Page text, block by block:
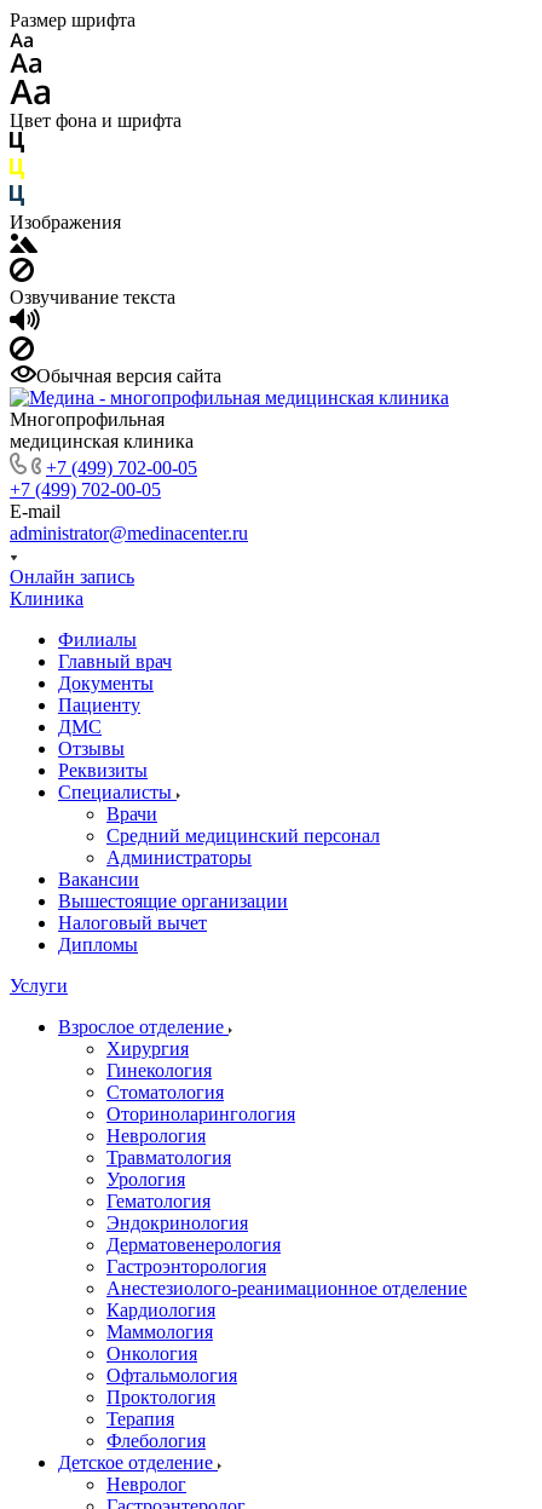
Размер шрифта
Цвет фона и шрифта
Изображения
Озвучивание текста
Обычная версия сайта
Многопрофильная
медицинская клиника
+7 (499) 702-00-05
+7 (499) 702-00-05
E-mail
administrator@medinacenter.ru
Онлайн запись
Клиника
Филиалы
Главный врач
Документы
Пациенту
ДМС
Отзывы
Реквизиты
Специалисты
Врачи
Средний медицинский персонал
Администраторы
Вакансии
Вышестоящие организации
Налоговый вычет
Дипломы
Услуги
Взрослое отделение
Хирургия
Гинекология
Стоматология
Оториноларингология
Неврология
Травматология
Урология
Гематология
Эндокринология
Дерматовенерология
Гастроэнторология
Анестезиолого-реанимационное отделение
Кардиология
Маммология
Онкология
Офтальмология
Проктология
Терапия
Флебология
Детское отделение
Невролог